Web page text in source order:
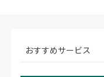
おすすめサービス